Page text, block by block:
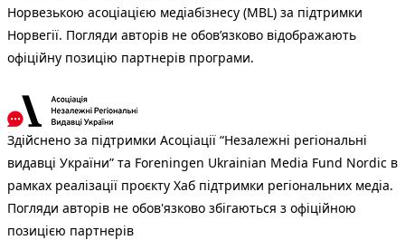
Норвезькою асоціацією медіабізнесу (MBL) за підтримки
Норвегії. Погляди авторів не обов’язково відображають
офіційну позицію партнерів програми.
Здійснено за підтримки Асоціації “Незалежні регіональні
видавці України” та Foreningen Ukrainian Media Fund Nordic в
рамках реалізації проєкту Хаб підтримки регіональних медіа.
Погляди авторів не обов'язково збігаються з офіційною
позицією партнерів